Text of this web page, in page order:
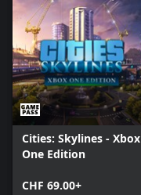
Cities: Skylines - Xbox
One Edition
CHF 69.00+